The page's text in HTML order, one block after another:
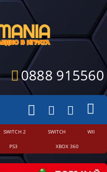
0888 915560
SWITCH 2 SWITCH WII
PS3 XBOX 360